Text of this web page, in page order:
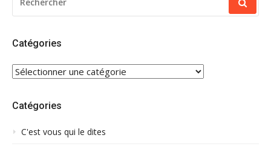
POUR
:
Catégories
CATÉGORIES
Catégories
C'est vous qui le dites